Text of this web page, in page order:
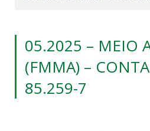
05.2025 – MEIO
(FMMA) –
85.259-7